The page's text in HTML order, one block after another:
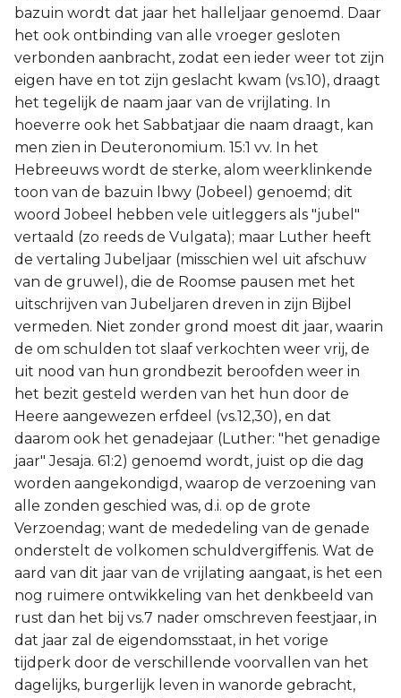
bazuin wordt dat jaar het halleljaar genoemd. Daar
het ook ontbinding van alle vroeger gesloten
verbonden aanbracht, zodat een ieder weer tot zijn
eigen have en tot zijn geslacht kwam (vs.10), draagt
het tegelijk de naam jaar van de vrijlating. In
hoeverre ook het Sabbatjaar die naam draagt, kan
men zien in Deuteronomium. 15:1 vv. In het
Hebreeuws wordt de sterke, alom weerklinkende
toon van de bazuin lbwy (Jobeel) genoemd; dit
woord Jobeel hebben vele uitleggers als "jubel"
vertaald (zo reeds de Vulgata); maar Luther heeft
de vertaling Jubeljaar (misschien wel uit afschuw
van de gruwel), die de Roomse pausen met het
uitschrijven van Jubeljaren dreven in zijn Bijbel
vermeden. Niet zonder grond moest dit jaar, waarin
de om schulden tot slaaf verkochten weer vrij, de
uit nood van hun grondbezit beroofden weer in
het bezit gesteld werden van het hun door de
Heere aangewezen erfdeel (vs.12,30), en dat
daarom ook het genadejaar (Luther: "het genadige
jaar" Jesaja. 61:2) genoemd wordt, juist op die dag
worden aangekondigd, waarop de verzoening van
alle zonden geschied was, d.i. op de grote
Verzoendag; want de mededeling van de genade
onderstelt de volkomen schuldvergiffenis. Wat de
aard van dit jaar van de vrijlating aangaat, is het een
nog ruimere ontwikkeling van het denkbeeld van
rust dan het bij vs.7 nader omschreven feestjaar, in
dat jaar zal de eigendomsstaat, in het vorige
tijdperk door de verschillende voorvallen van het
dagelijks, burgerlijk leven in wanorde gebracht,